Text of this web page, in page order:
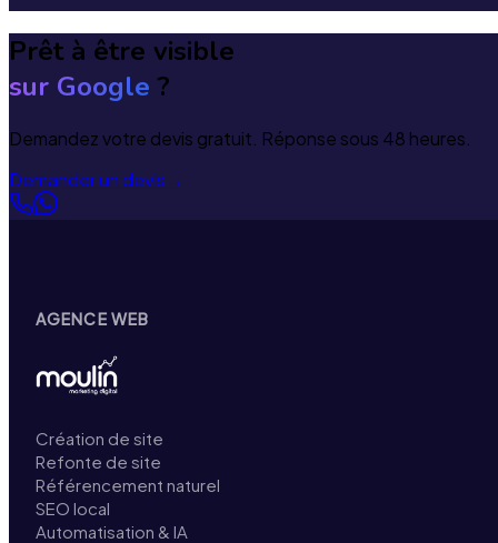
Prêt à être visible
sur Google ?
Demandez votre devis gratuit. Réponse sous 48 heures.
Demander un devis→
AGENCE WEB
Création de site
Refonte de site
Référencement naturel
SEO local
Automatisation & IA